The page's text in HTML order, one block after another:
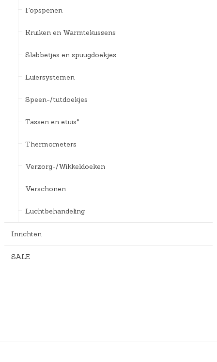
Fopspenen
Kruiken en Warmtekussens
Slabbetjes en spuugdoekjes
Luiersystemen
Speen-/tutdoekjes
Tassen en etuis*
Thermometers
Verzorg-/Wikkeldoeken
Verschonen
Luchtbehandeling
Inrichten
SALE